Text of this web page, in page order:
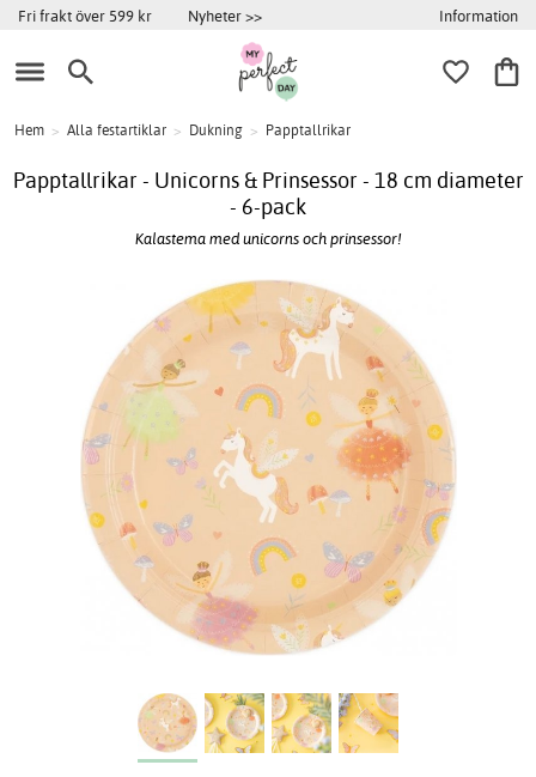
Fri frakt över 599 kr Nyheter >> Information
Hem > Alla festartiklar > Dukning > Papptallrikar
Papptallrikar - Unicorns & Prinsessor - 18 cm diameter
- 6-pack
Kalastema med unicorns och prinsessor!